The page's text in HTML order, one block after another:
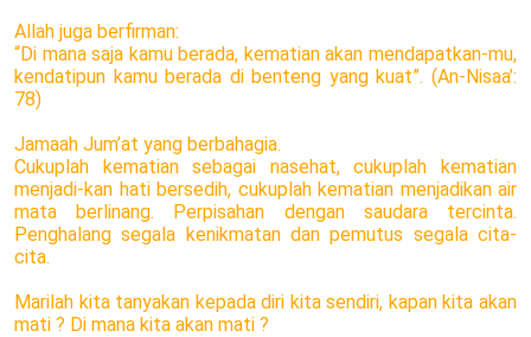
Allah juga berfirman:
“Di mana saja kamu berada, kematian akan mendapatkan-mu,
kendatipun kamu berada di benteng yang kuat”. (An-Nisaa’:
78)
Jamaah Jum’at yang berbahagia.
Cukuplah kematian sebagai nasehat, cukuplah kematian
menjadi-kan hati bersedih, cukuplah kematian menjadikan air
mata berlinang. Perpisahan dengan saudara tercinta.
Penghalang segala kenikmatan dan pemutus segala cita-
cita.
Marilah kita tanyakan kepada diri kita sendiri, kapan kita akan
mati ? Di mana kita akan mati ?